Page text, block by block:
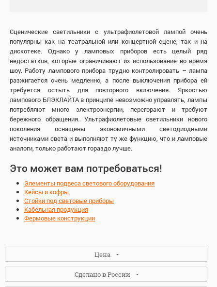
Сценические светильники с ультрафиолетовой лампой очень
популярны как на театральной или концертной сцене, так и на
дискотеке. Однако у ламповых приборов есть целый ряд
недостатков, которые ограничивают их использование во время
шоу. Работу лампового прибора трудно контролировать – лампа
разжигается очень медленно, а после выключения прибора ей
требуется остыть для повторного включения. Яркостью
лампового БЛЭКЛАЙТА в принципе невозможно управлять, лампы
потребляют много электроэнергии, перегорают и требуют
бережного обращения. Ультрафиолетовые светильники нового
поколения оснащены экономичными светодиодными
источниками света и выполняют ту же функцию, что и ламповые
аналоги, только работают гораздо лучше.
Это может вам потребоваться!
Элементы подвеса светового оборудования
Кейсы и кофры
Стойки под световые приборы
Кабельная продукция
Фермовые конструкции
Цена
Сделано в России